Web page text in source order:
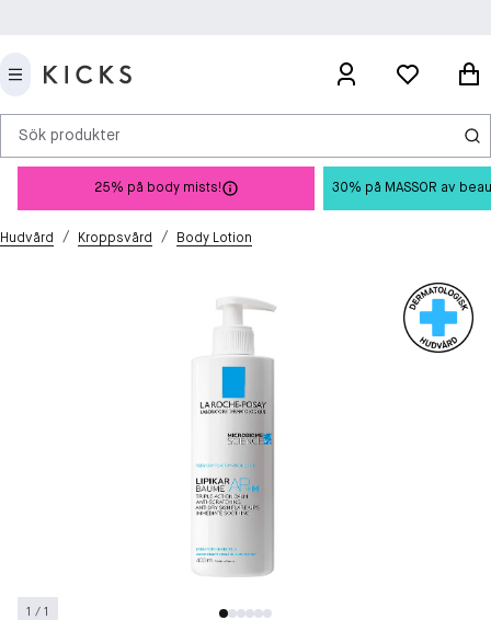
Sök produkter
25% på body mists! 30% på MASSOR av
Hudvård / Kroppsvård / Body Lotion
1 / 1